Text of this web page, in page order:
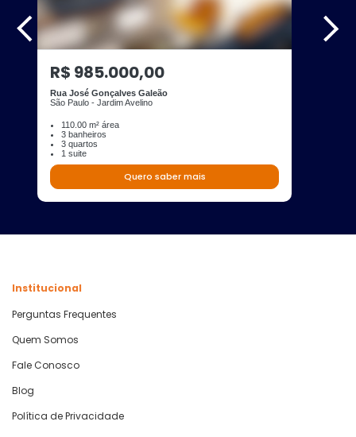
R$ 985.000,00
Rua José Gonçalves Galeão
São Paulo - Jardim Avelino
110.00 m² área
3 banheiros
3 quartos
1 suite
Quero saber mais
Institucional
Perguntas Frequentes
Quem Somos
Fale Conosco
Blog
Política de Privacidade